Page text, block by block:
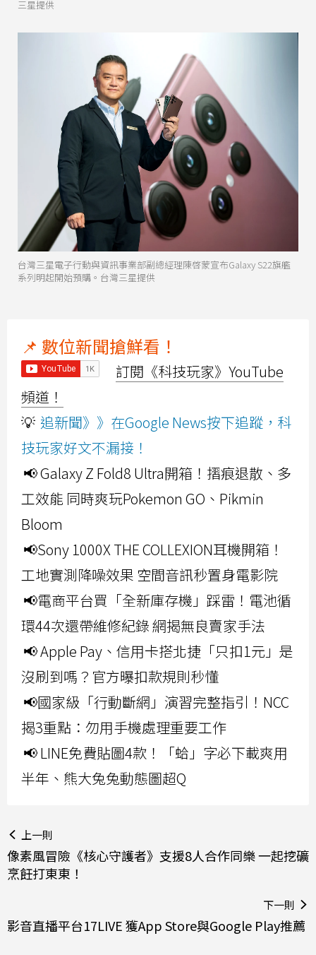
三星提供
台灣三星電子行動與資訊事業部副總經理陳啓蒙宣布Galaxy S22旗艦
系列明起開始預購。台灣三星提供
📌 數位新聞搶鮮看！
訂閱《科技玩家》YouTube
頻道！
💡 追新聞》》在Google News按下追蹤，科
技玩家好文不漏接！
📢 Galaxy Z Fold8 Ultra開箱！摺痕退散、多
工效能 同時爽玩Pokemon GO、Pikmin
Bloom
📢Sony 1000X THE COLLEXION耳機開箱！
工地實測降噪效果 空間音訊秒置身電影院
📢電商平台買「全新庫存機」踩雷！電池循
環44次還帶維修紀錄 網揭無良賣家手法
📢 Apple Pay、信用卡搭北捷「只扣1元」是
沒刷到嗎？官方曝扣款規則秒懂
📢國家級「行動斷網」演習完整指引！NCC
揭3重點：勿用手機處理重要工作
📢 LINE免費貼圖4款！「蛤」字必下載爽用
半年、熊大兔兔動態圖超Q
上一則
像素風冒險《核心守護者》支援8人合作同樂 一起挖礦
烹飪打東東！
下一則
影音直播平台17LIVE 獲App Store與Google Play推薦